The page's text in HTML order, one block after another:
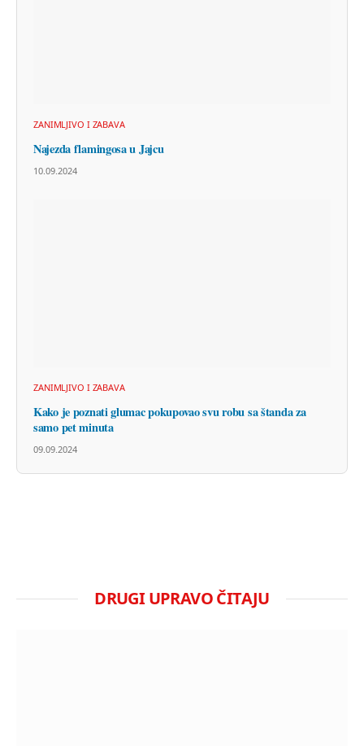
ZANIMLJIVO I ZABAVA
Najezda flamingosa u Jajcu
10.09.2024
ZANIMLJIVO I ZABAVA
Kako je poznati glumac pokupovao svu robu sa štanda za
samo pet minuta
09.09.2024
DRUGI UPRAVO ČITAJU